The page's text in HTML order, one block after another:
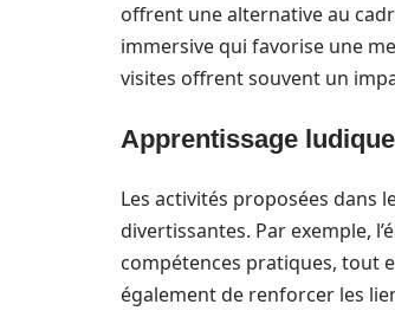
offrent une alternative au
immersive qui favorise une
visites offrent souvent un
Apprentissage
Les activités proposées dans
divertissantes. Par exemple,
compétences pratiques, tout
également de renforcer les